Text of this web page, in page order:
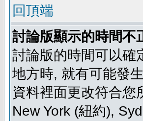
回頂端
討論版顯示的時間不
討論版的時間可以確
地方時, 就有可能發
資料裡面更改符合
New York (紐約),